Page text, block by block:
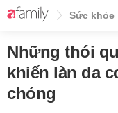
Sức khỏe
Những thói
khiến làn da
chóng